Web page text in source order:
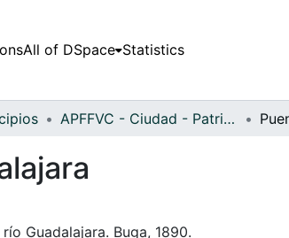
All of DSpace Statistics
APFFVC - Ciudad - Patrimonial
Guadalajara. Buga, 1890.